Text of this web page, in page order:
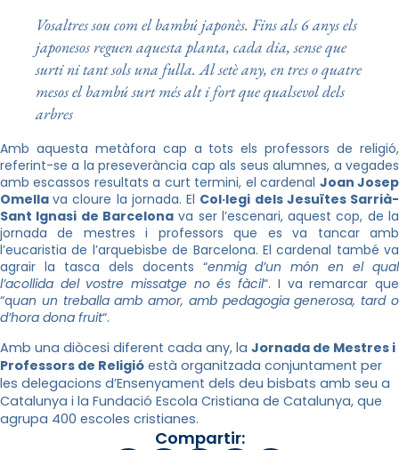
Vosaltres sou com el bambú japonès. Fins als 6 anys els
japonesos reguen aquesta planta, cada dia, sense que
surti ni tant sols una fulla. Al setè any, en tres o quatre
mesos el bambú surt més alt i fort que qualsevol dels
arbres
Amb aquesta metàfora cap a tots els professors de religió,
referint-se a la preseverància cap als seus alumnes, a vegades
amb escassos resultats a curt termini, el cardenal Joan Josep
Omellava cloure la jornada. El Col·legi dels Jesuïtes Sarrià-
Sant Ignasi de Barcelonava ser l’escenari, aquest cop, de la
jornada de mestres i professors que es va tancar amb
l’eucaristia de l’arquebisbe de Barcelona. El cardenal també va
agrair la tasca dels docents “enmig d’un món en el qual
l’acollida del vostre missatge no és fàcil“. I va remarcar que
“quan un treballa amb amor, amb pedagogia generosa, tard o
d’hora dona fruit“.
Amb una diòcesi diferent cada any, la Jornada de Mestres i
Professors de Religió està organitzada conjuntament per
les delegacions d’Ensenyament dels deu bisbats amb seu a
Catalunya i la Fundació Escola Cristiana de Catalunya, que
agrupa 400 escoles cristianes.
Compartir: